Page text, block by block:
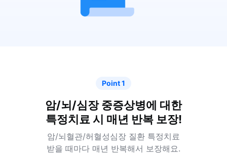
Point 1
암/뇌/심장 중증상병에 대한
특정치료 시 매년 반복 보장!
암/뇌혈관/허혈성심장 질환 특정치료
받을 때마다 매년 반복해서 보장해요.